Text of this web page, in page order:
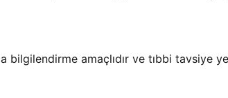
bilgilendirme amaçlıdır ve tıbbi tavsiye